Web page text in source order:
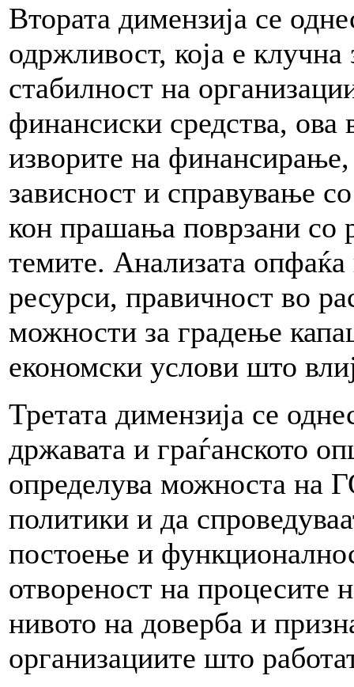
Втората димензија се
одржливост, која е клучна
стабилност на
финансиски средства, ова
изворите на
зависност и справување
кон прашања поврзани со
темите. Анализата
ресурси, правичност во
можности за градење
економски услови што
Третата димензија се
државата и граѓанското
определува можноста на
политики и да
постоење и
отвореност на процесите
нивото на доверба и
организациите што